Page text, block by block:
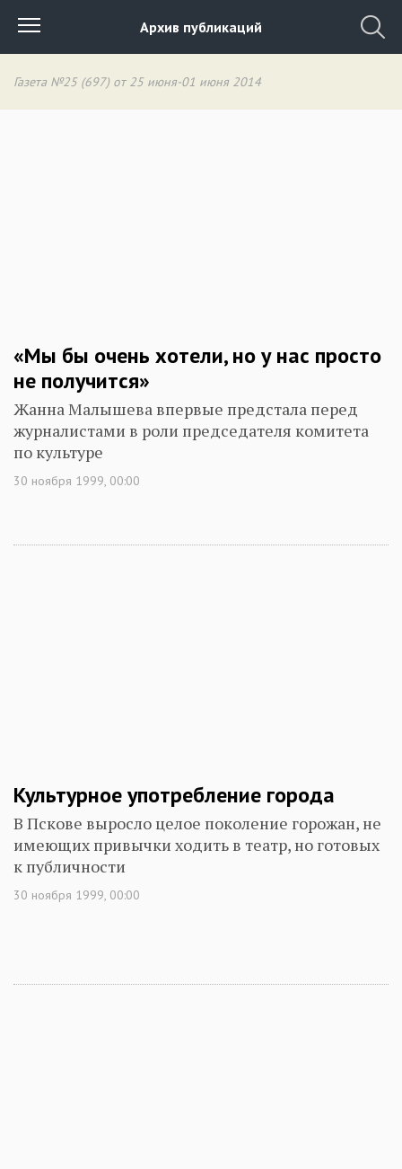
Архив публикаций
Газета №25 (697) от 25 июня-01 июня 2014
«Мы бы очень хотели, но у нас просто
не получится»
Жанна Малышева впервые предстала перед
журналистами в роли председателя комитета
по культуре
30 ноября 1999, 00:00
Культурное употребление города
В Пскове выросло целое поколение горожан, не
имеющих привычки ходить в театр, но готовых
к публичности
30 ноября 1999, 00:00